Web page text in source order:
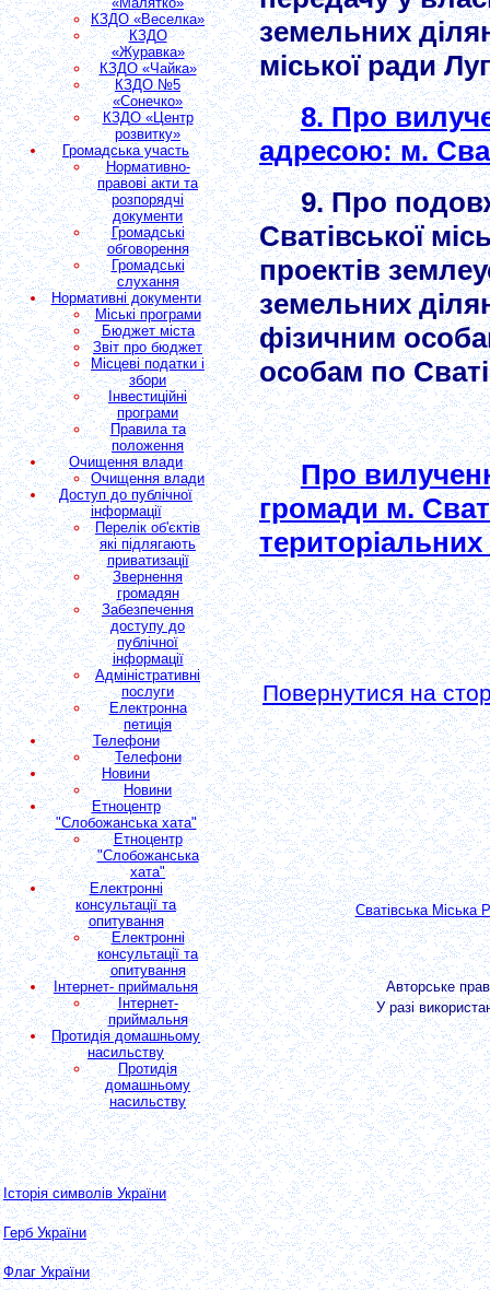
КЗДО «Веселка»
КЗДО
«Журавка»
КЗДО «Чайка»
КЗДО №5
«Сонечко»
КЗДО «Центр
розвитку»
Громадська участь
Нормативно-
правові акти та
розпорядчі
документи
Громадські
обговорення
Громадські
слухання
Нормативні документи
Міські програми
Бюджет міста
Звіт про бюджет
Місцеві податки і
збори
Інвестиційні
програми
Правила та
положення
Очищення влади
Очищення влади
Доступ до публічної
інформації
Перелік об'єктів
які підлягають
приватизації
Звернення
громадян
Забезпечення
доступу до
публічної
інформації
Адміністративні
послуги
Електронна
петиція
Телефони
Телефони
Новини
Новини
Етноцентр
"Слобожанська хата"
Етноцентр
"Слобожанська
хата"
Електронні
консультації та
опитування
Електронні
консультації та
опитування
Інтернет- приймальня
Інтернет-
приймальня
Протидія домашньому
насильству
Протидія
домашньому
насильству
Історія символів України
Герб України
Флаг України
земельних
міської ради
8. Про
адресою: м.
9. Про
Сватівської
проектів
земельних
фізичним
особам по
Про
громади м.
Повернутися на
Сватівська Міська
Авторське
У разі